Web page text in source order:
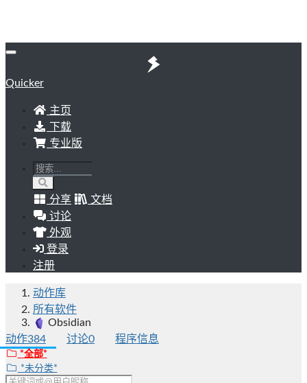
Quicker
主页
下载
专业版
分享
文档
讨论
外观
登录
注册
动作库
所有软件
Obsidian
动作384 讨论0 程序信息
*全部*
*未分类*